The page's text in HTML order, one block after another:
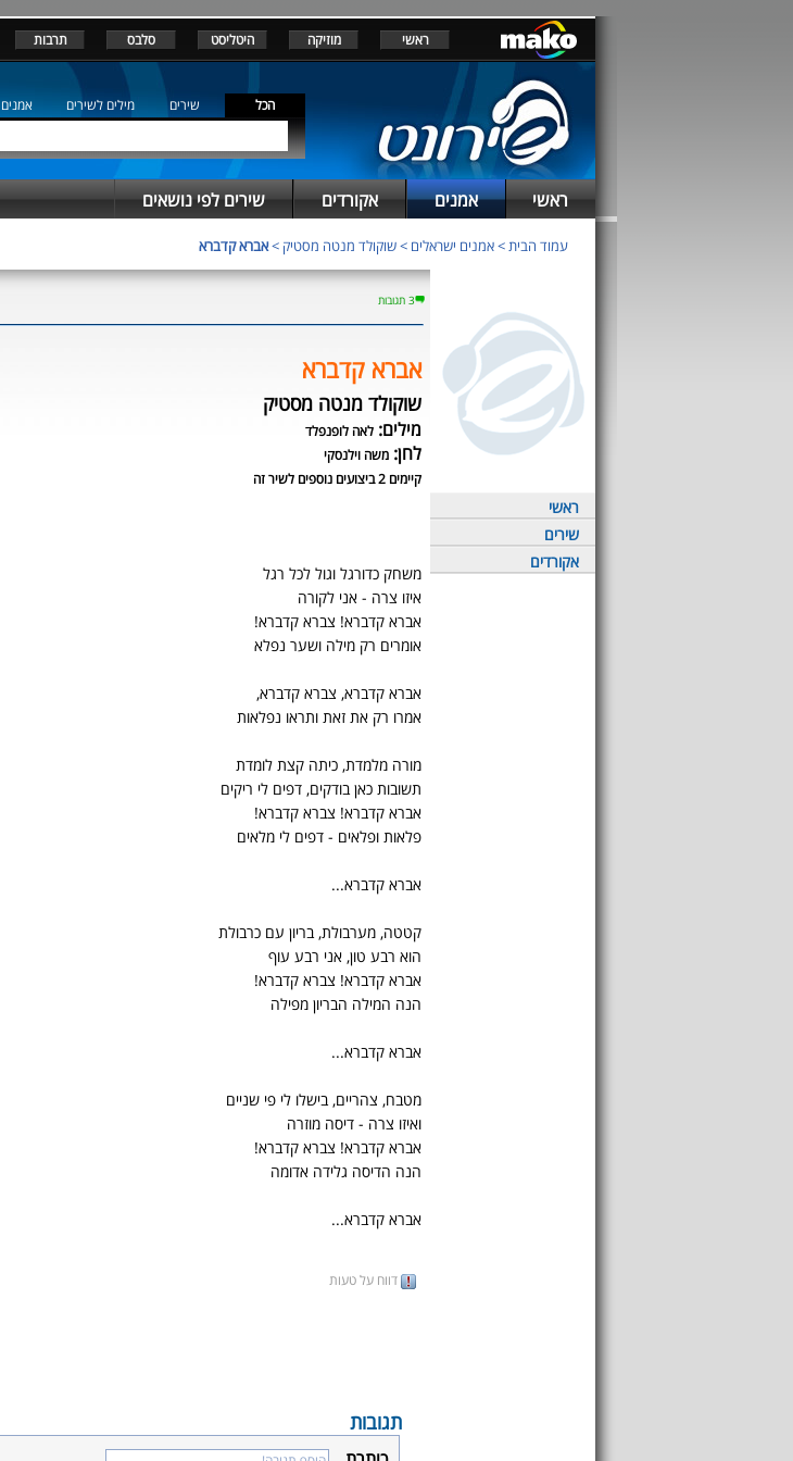
ראשי מוזיקה היטליסט סלבס תרבות
הכל שירים מילים לשירים אמנים
ראשי אמנים אקורדים שירים לפי נושאים
עמוד הבית>אמנים ישראלים >שוקולד מנטה מסטיק >אברא קדברא
ראשי
שירים
אקורדים
3 תגובות
אברא קדברא
שוקולד מנטה מסטיק
מילים: לאה לופנפלד
לחן: משה וילנסקי
קיימים 2 ביצועים נוספים לשיר זה
משחק כדורגל וגול לכל רגל
איזו צרה - אני לקורה
אברא קדברא! צברא קדברא!
אומרים רק מילה ושער נפלא
אברא קדברא, צברא קדברא,
אמרו רק את זאת ותראו נפלאות
מורה מלמדת, כיתה קצת לומדת
תשובות כאן בודקים, דפים לי ריקים
אברא קדברא! צברא קדברא!
פלאות ופלאים - דפים לי מלאים
אברא קדברא...
קטטה, מערבולת, בריון עם כרבולת
הוא רבע טון, אני רבע עוף
אברא קדברא! צברא קדברא!
הנה המילה הבריון מפילה
אברא קדברא...
מטבח, צהריים, בישלו לי פי שניים
ואיזו צרה - דיסה מוזרה
אברא קדברא! צברא קדברא!
הנה הדיסה גלידה אדומה
אברא קדברא...
דווח על טעות
תגובות